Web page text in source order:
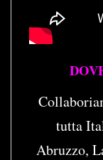
tutta
Abruzzo,